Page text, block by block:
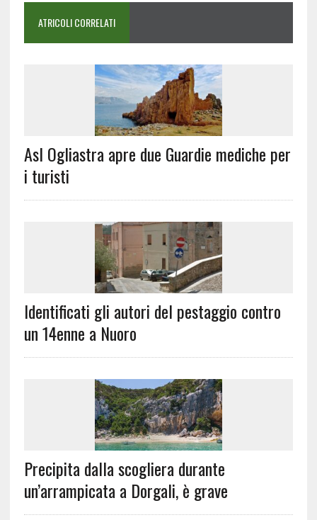
ATRICOLI CORRELATI
Asl Ogliastra apre due Guardie mediche per
i turisti
Identificati gli autori del pestaggio contro
un 14enne a Nuoro
Precipita dalla scogliera durante
un’arrampicata a Dorgali, è grave